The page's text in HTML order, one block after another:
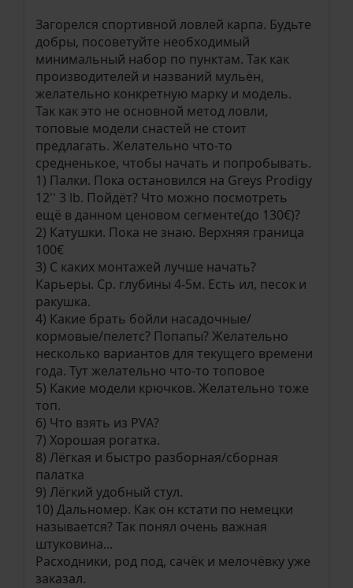
Загорелся спортивной ловлей карпа. Будьте
добры, посоветуйте необходимый
минимальный набор по пунктам. Так как
производителей и названий мульён,
желательно конкретную марку и модель.
Так как это не основной метод ловли,
топовые модели снастей не стоит
предлагать. Желательно что-то
средненькое, чтобы начать и попробывать.
1) Палки. Пока остановился на Greys Prodigy
12'' 3 lb. Пойдёт? Что можно посмотреть
ещё в данном ценовом сегменте(до 130€)?
2) Катушки. Пока не знаю. Верхняя граница
100€
3) С каких монтажей лучше начать?
Карьеры. Ср. глубины 4-5м. Есть ил, песок и
ракушка.
4) Какие брать бойли насадочные/
кормовые/пелетс? Попапы? Желательно
несколько вариантов для текущего времени
года. Тут желательно что-то топовое
5) Какие модели крючков. Желательно тоже
топ.
6) Что взять из PVA?
7) Хорошая рогатка.
8) Лёгкая и быстро разборная/сборная
палатка
9) Лёгкий удобный стул.
10) Дальномер. Как он кстати по немецки
называется? Так понял очень важная
штуковина...
Расходники, род под, сачёк и мелочёвку уже
заказал.